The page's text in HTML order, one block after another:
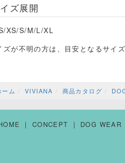
ズ展開
XS/S/M/L/XL
ズが不明の方は、目安となるサイ
ーム
VIVIANA 商品カタログ
CONCEPT DOG WEAR